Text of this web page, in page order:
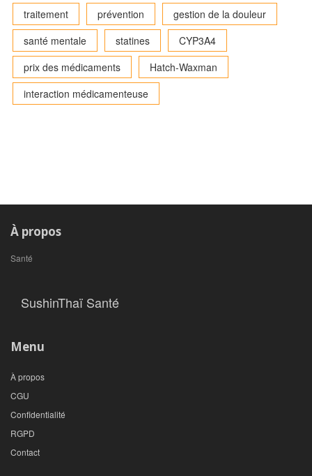
traitement
prévention
gestion de la douleur
santé mentale
statines
CYP3A4
prix des médicaments
Hatch-Waxman
interaction médicamenteuse
À propos
Santé
SushinThaï Santé
Menu
À propos
CGU
Confidentialité
RGPD
Contact